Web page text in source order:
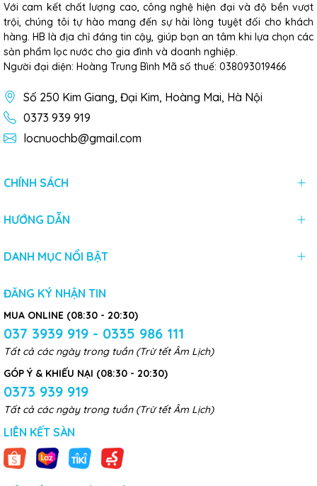
Với cam kết chất lượng cao, công nghệ hiện đại và độ bền vượt
trội, chúng tôi tự hào mang đến sự hài lòng tuyệt đối cho khách
hàng. HB là địa chỉ đáng tin cậy, giúp bạn an tâm khi lựa chọn các
sản phẩm lọc nước cho gia đình và doanh nghiệp.
Người đại diện: Hoàng Trung Bình Mã số thuế: 038093019466
Số 250 Kim Giang, Đại Kim, Hoàng Mai, Hà Nội
0373 939 919
locnuochb@gmail.com
CHÍNH SÁCH
HƯỚNG DẪN
DANH MỤC NỔI BẬT
ĐĂNG KÝ NHẬN TIN
MUA ONLINE (08:30 - 20:30)
037 3939 919 - 0335 986 111
Tất cả các ngày trong tuần (Trừ tết Âm Lịch)
GÓP Ý & KHIẾU NẠI (08:30 - 20:30)
0373 939 919
Tất cả các ngày trong tuần (Trừ tết Âm Lịch)
LIÊN KẾT SÀN